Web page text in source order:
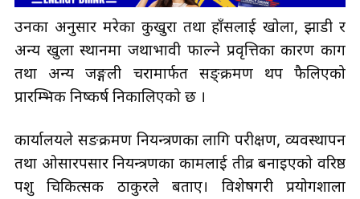
उनका अनुसार मरेका कुखुरा तथा हाँसलाई खोला, झाडी र
अन्य खुला स्थानमा जथाभावी फाल्ने प्रवृत्तिका कारण काग
तथा अन्य जङ्गली चरामार्फत सङ्क्रमण थप फैलिएको
प्रारम्भिक निष्कर्ष निकालिएको छ ।
कार्यालयले सङक्रमण नियन्त्रणका लागि परीक्षण, व्यवस्थापन
तथा ओसारपसार नियन्त्रणका कामलाई तीव्र बनाइएको वरिष्ठ
पशु चिकित्सक ठाकुरले बताए। विशेषगरी प्रयोगशाला